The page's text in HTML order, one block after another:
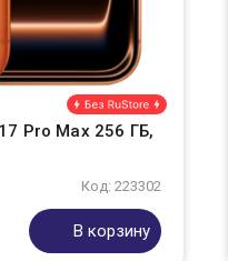
Pro Max 256 ГБ,
Код: 223302
В корзину